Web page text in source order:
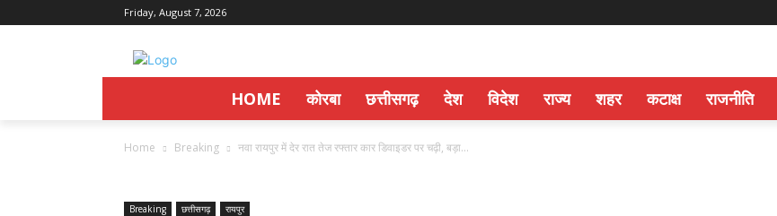
Friday, August 7, 2026
HOME कोरबा छत्तीसगढ़ देश विदेश राज्य शहर कटाक्ष राजनीति
Home Breaking नवा रायपुर में देर रात तेज रफ्तार कार डिवाइडर पर चढ़ी, बड़ा...
Breaking छत्तीसगढ़ रायपुर